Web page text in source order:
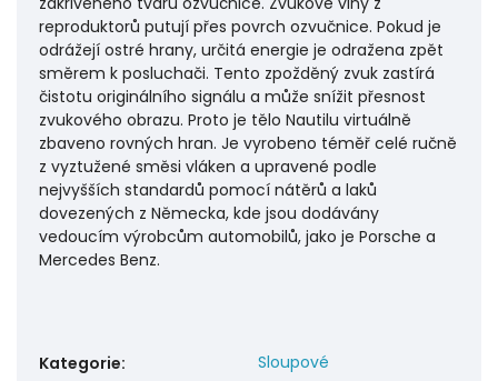
reproduktorů putují přes povrch ozvučnice. Pokud je
odrážejí ostré hrany, určitá energie je odražena zpět
směrem k posluchači. Tento zpožděný zvuk zastírá
čistotu originálního signálu a může snížit přesnost
zvukového obrazu. Proto je tělo Nautilu virtuálně
zbaveno rovných hran. Je vyrobeno téměř celé ručně
z vyztužené směsi vláken a upravené podle
nejvyšších standardů pomocí nátěrů a laků
dovezených z Německa, kde jsou dodávány
vedoucím výrobcům automobilů, jako je Porsche a
Mercedes Benz.
Kategorie:
Sloupové